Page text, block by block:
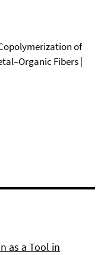
of
Fibers |
as a Tool in